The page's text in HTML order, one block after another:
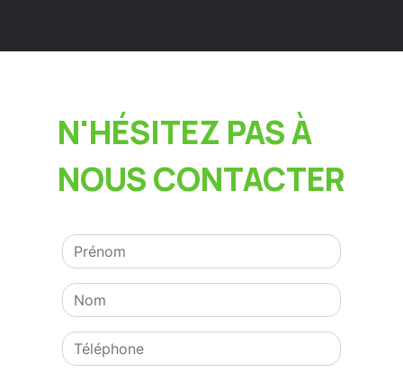
N'HÉSITEZ PAS À
NOUS CONTACTER